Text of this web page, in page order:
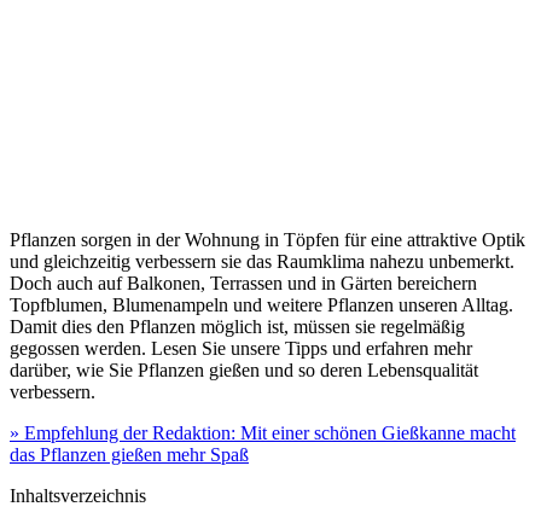
Pflanzen sorgen in der Wohnung in Töpfen für eine attraktive Optik
und gleichzeitig verbessern sie das Raumklima nahezu unbemerkt.
Doch auch auf Balkonen, Terrassen und in Gärten bereichern
Topfblumen, Blumenampeln und weitere Pflanzen unseren Alltag.
Damit dies den Pflanzen möglich ist, müssen sie regelmäßig
gegossen werden. Lesen Sie unsere Tipps und erfahren mehr
darüber, wie Sie Pflanzen gießen und so deren Lebensqualität
verbessern.
» Empfehlung der Redaktion: Mit einer schönen Gießkanne macht
das Pflanzen gießen mehr Spaß
Inhaltsverzeichnis